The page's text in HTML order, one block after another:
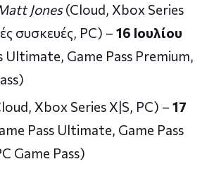
Jones(Cloud, Xbox Series
συσκευές, PC) – 16 Ιουλίου
Ultimate, Game Pass Premium,
Xbox Series X|S, PC) – 17
Pass Ultimate, Game Pass
Game Pass)